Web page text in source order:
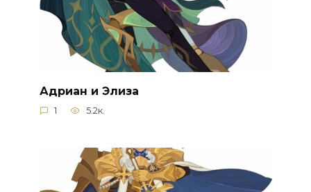
Адриан и Элиза
1 5.2к.